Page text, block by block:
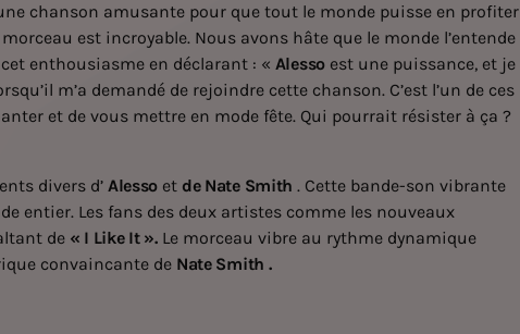
chanson amusante pour que tout le monde puisse en profiter
est incroyable. Nous avons hâte que le monde l’entende
enthousiasme en déclarant : « Alessoest une puissance, et je
m’a demandé de rejoindre cette chanson. C’est l’un de ces
et de vous mettre en mode fête. Qui pourrait résister à ça ?
divers d’ Alesso et de Nate Smith . Cette bande-son vibrante
entier. Les fans des deux artistes comme les nouveaux
de « I Like It ».Le morceau vibre au rythme dynamique
convaincante de Nate Smith .